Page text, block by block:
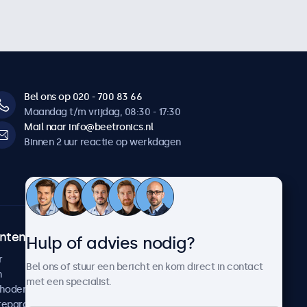
Bel ons op 020 - 700 83 66
Maandag t/m vrijdag, 08:30 - 17:30
Mail naar info@beetronics.nl
Binnen 2 uur reactie op werkdagen
Over Beetronics
Werken bij Beetronics
Hulp of advies nodig?
Bel ons of stuur een bericht en kom direct in contact
met een specialist.